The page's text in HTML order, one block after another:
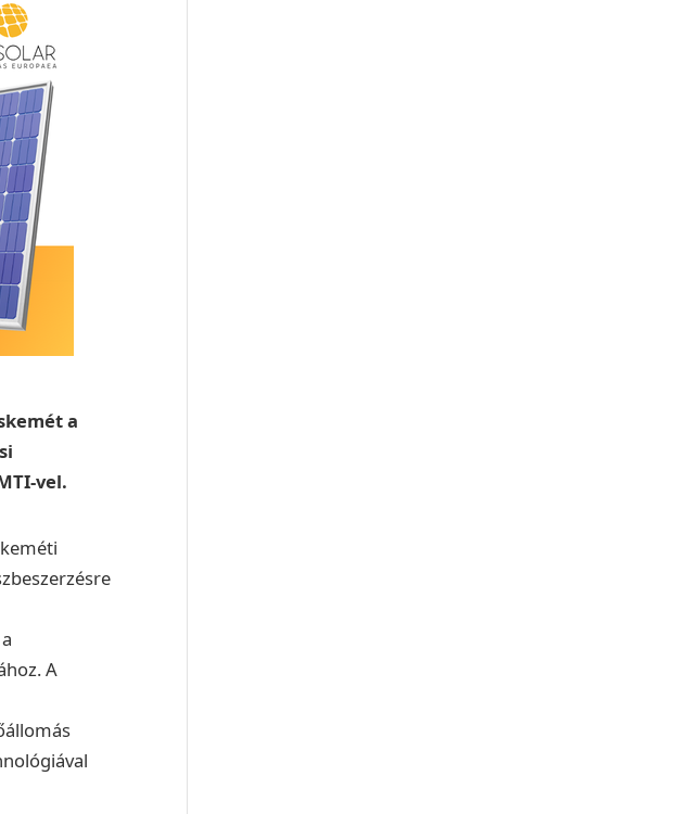
a
vel.
A